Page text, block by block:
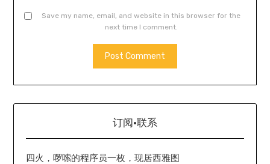
Save my name, email, and website in this browser for the
next time I comment.
订阅·联系
四火，啰嗦的程序员一枚，现居西雅图